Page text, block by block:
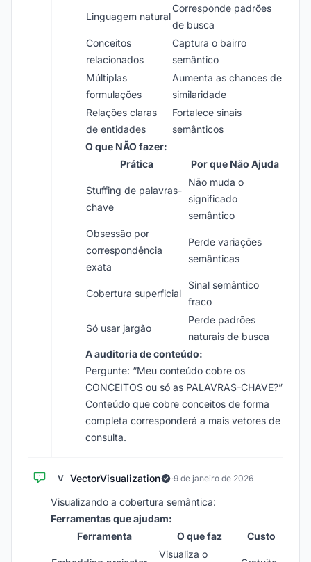
Linguagem natural
Corresponde padrões
de busca
Conceitos
relacionados
Captura o bairro
semântico
Múltiplas
formulações
Aumenta as chances de
similaridade
Relações claras
de entidades
Fortalece sinais
semânticos
O que NÃO fazer:
Prática
Por que Não Ajuda
Stuffing de palavras-
chave
Não muda o
significado
semântico
Obsessão por
correspondência
exata
Perde variações
semânticas
Cobertura superficial
Sinal semântico
fraco
Só usar jargão
Perde padrões
naturais de busca
A auditoria de conteúdo:
Pergunte: “Meu conteúdo cobre os
CONCEITOS ou só as PALAVRAS-CHAVE?”
Conteúdo que cobre conceitos de forma
completa corresponderá a mais vetores de
consulta.
V VectorVisualization ·9 de janeiro de 2026
Visualizando a cobertura semântica:
Ferramentas que ajudam:
Ferramenta
O que faz Custo
Visualiza o